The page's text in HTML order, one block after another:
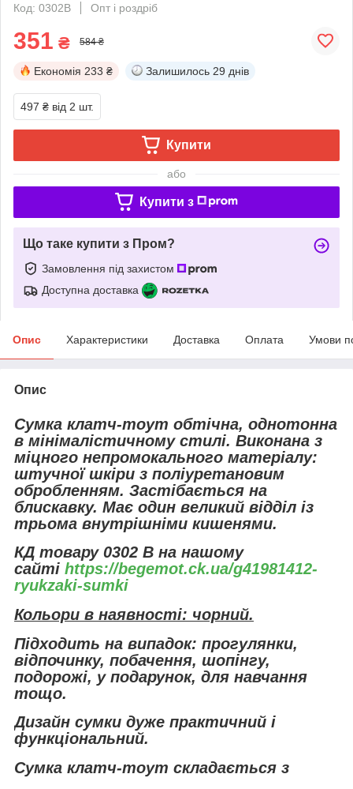
Код: 0302В
Опт і роздріб
351 ₴ 584 ₴
Економія 233 ₴ Залишилось 29 днів
497 ₴ від 2 шт.
Купити
або
Купити з
Що таке купити з Пром?
Замовлення під захистом
Доступна доставка
Опис Характеристики Доставка Оплата Умови
Опис
Сумка клатч-тоут обтічна, однотонна
в мінімалістичному стилі. Виконана з
міцного непромокального матеріалу:
штучної шкіри з поліуретановим
обробленням. Застібається на
блискавку. Має один великий відділ із
трьома внутрішніми кишенями.
КД товару 0302 В на нашому
сайті https://begemot.ck.ua/g41981412-
ryukzaki-sumki
Кольори в наявності: чорний.
Підходить на випадок: прогулянки,
відпочинку, побачення, шопінгу,
подорожі, у подарунок, для навчання
тощо.
Дизайн сумки дуже практичний і
функціональний.
Сумка клатч-тоут складається з